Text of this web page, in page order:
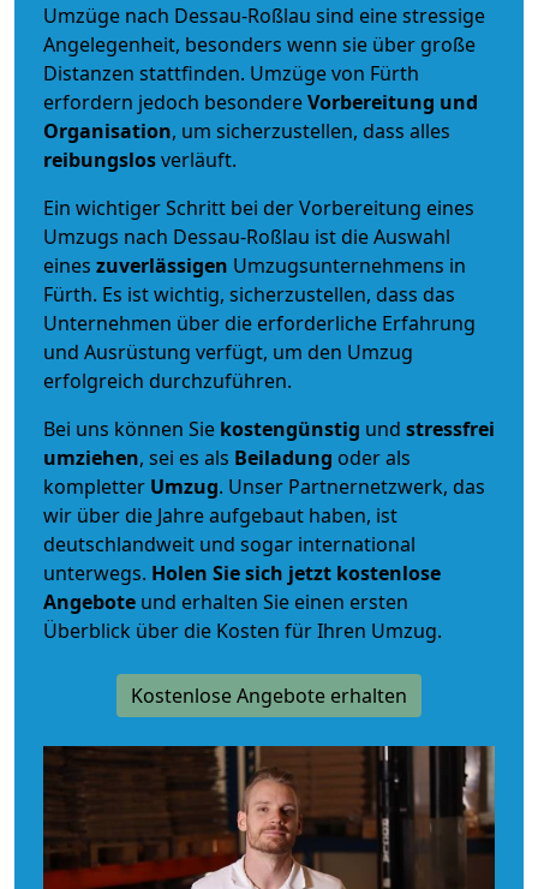
Umzüge nach Dessau-Roßlau sind eine stressige
Angelegenheit, besonders wenn sie über große
Distanzen stattfinden. Umzüge von Fürth
erfordern jedoch besondereVorbereitung und
Organisation, um sicherzustellen, dass alles
reibungslosverläuft.
Ein wichtiger Schritt bei der Vorbereitung eines
Umzugs nach Dessau-Roßlau ist die Auswahl
eines zuverlässigen Umzugsunternehmens in
Fürth. Es ist wichtig, sicherzustellen, dass das
Unternehmen über die erforderliche Erfahrung
und Ausrüstung verfügt, um den Umzug
erfolgreich durchzuführen.
Bei uns können Sie kostengünstig und stressfrei
umziehen, sei es als Beiladung oder als
kompletter Umzug. Unser Partnernetzwerk, das
wir über die Jahre aufgebaut haben, ist
deutschlandweit und sogar international
unterwegs. Holen Sie sich jetzt kostenlose
Angebote und erhalten Sie einen ersten
Überblick über die Kosten für Ihren Umzug.
Kostenlose Angebote erhalten